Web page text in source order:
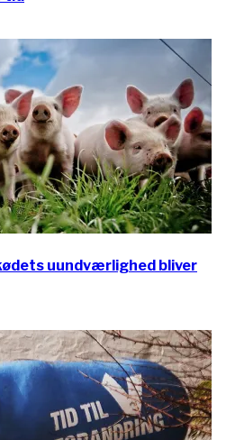
uundværlighed bliver